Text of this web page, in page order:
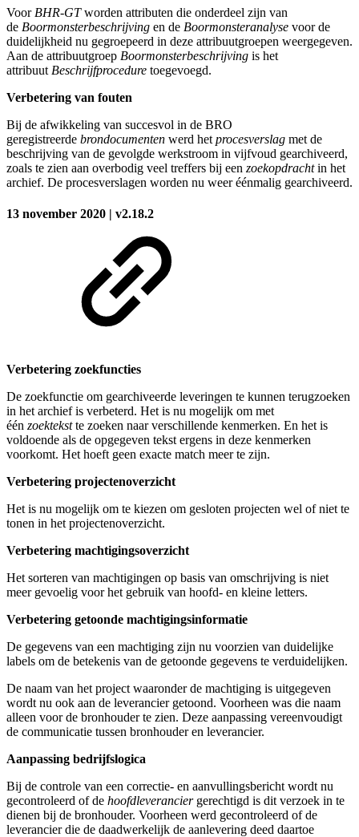
Voor BHR-GTworden attributen die onderdeel zijn van
de Boormonsterbeschrijving en de Boormonsteranalyse voor de
duidelijkheid nu gegroepeerd in deze attribuutgroepen weergegeven.
Aan de attribuutgroep Boormonsterbeschrijving is het
attribuut Beschrijfprocedure toegevoegd.
Verbetering van fouten
Bij de afwikkeling van succesvol in de BRO
geregistreerde brondocumenten werd het procesverslag met de
beschrijving van de gevolgde werkstroom in vijfvoud gearchiveerd,
zoals te zien aan overbodig veel treffers bij een zoekopdrachtin het
archief. De procesverslagen worden nu weer éénmalig gearchiveerd.
13 november 2020 | v2.18.2
Verbetering zoekfuncties
De zoekfunctie om gearchiveerde leveringen te kunnen terugzoeken
in het archief is verbeterd. Het is nu mogelijk om met
één zoektekstte zoeken naar verschillende kenmerken. En het is
voldoende als de opgegeven tekst ergens in deze kenmerken
voorkomt. Het hoeft geen exacte match meer te zijn.
Verbetering projectenoverzicht
Het is nu mogelijk om te kiezen om gesloten projecten wel of niet te
tonen in het projectenoverzicht.
Verbetering machtigingsoverzicht
Het sorteren van machtigingen op basis van omschrijving is niet
meer gevoelig voor het gebruik van hoofd- en kleine letters.
Verbetering getoonde machtigingsinformatie
De gegevens van een machtiging zijn nu voorzien van duidelijke
labels om de betekenis van de getoonde gegevens te verduidelijken.
De naam van het project waaronder de machtiging is uitgegeven
wordt nu ook aan de leverancier getoond. Voorheen was die naam
alleen voor de bronhouder te zien. Deze aanpassing vereenvoudigt
de communicatie tussen bronhouder en leverancier.
Aanpassing bedrijfslogica
Bij de controle van een correctie- en aanvullingsbericht wordt nu
gecontroleerd of de hoofdleveranciergerechtigd is dit verzoek in te
dienen bij de bronhouder. Voorheen werd gecontroleerd of de
leverancier die de daadwerkelijk de aanlevering deed daartoe